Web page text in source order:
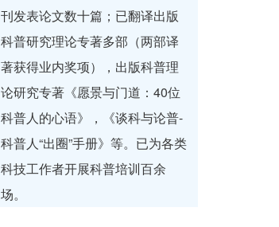
刊发表论文数十篇；已翻译出版
科普研究理论专著多部（两部译
著获得业内奖项），出版科普理
论研究专著《愿景与门道：40位
科普人的心语》，《谈科与论普-
科普人“出圈”手册》等。已为各类
科技工作者开展科普培训百余
场。